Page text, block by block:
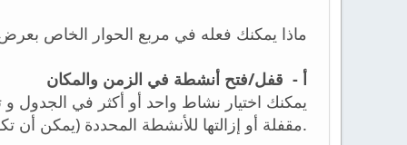
ماذا يمكنك فعله في مربع الحوار الخاص
أ - قفل/فتح أنشطة في الزمن والمكان
مقفلة أو إزالتها للأنشطة المحددة (يمكن أن تكون غير مقفلة فقط إذا لم تكن مقفلة بشكل دائم).